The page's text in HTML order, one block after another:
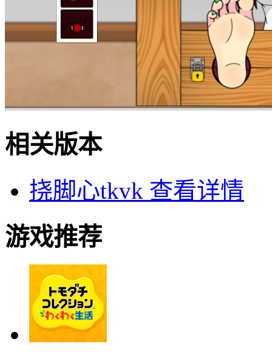
相关版本
挠脚心tkvk 查看详情
游戏推荐